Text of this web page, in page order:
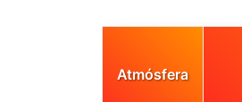
Atmósfera